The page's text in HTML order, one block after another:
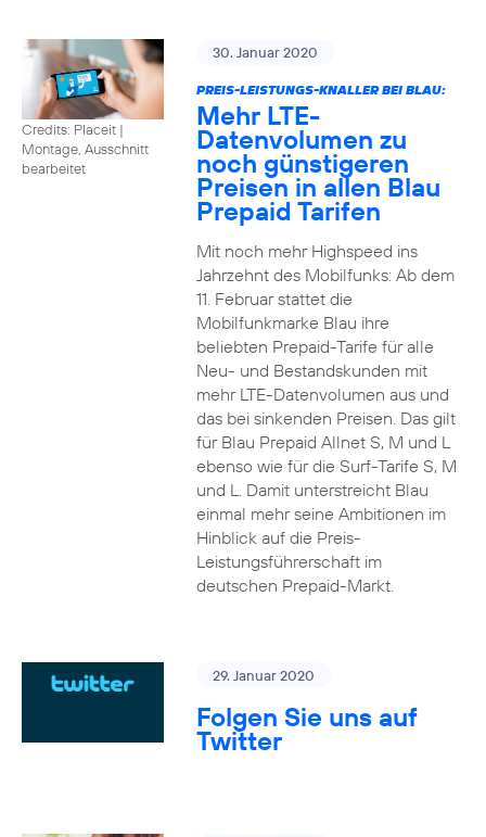
Credits: Placeit |
Montage, Ausschnitt
bearbeitet
30. Januar 2020
PREIS-LEISTUNGS-KNALLER BEI BLAU:
Mehr LTE-
Datenvolumen zu
noch günstigeren
Preisen in allen Blau
Prepaid Tarifen
Mit noch mehr Highspeed ins
Jahrzehnt des Mobilfunks: Ab dem
11. Februar stattet die
Mobilfunkmarke Blau ihre
beliebten Prepaid-Tarife für alle
Neu- und Bestandskunden mit
mehr LTE-Datenvolumen aus und
das bei sinkenden Preisen. Das gilt
für Blau Prepaid Allnet S, M und L
ebenso wie für die Surf-Tarife S, M
und L. Damit unterstreicht Blau
einmal mehr seine Ambitionen im
Hinblick auf die Preis-
Leistungsführerschaft im
deutschen Prepaid-Markt.
29. Januar 2020
Folgen Sie uns auf
Twitter